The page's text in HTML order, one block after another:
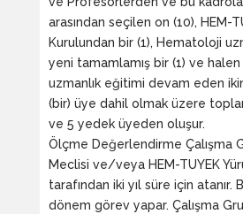
arasından seçilen on (10), HEM-
Kurulundan bir (1), Hematoloji
yeni tamamlamış bir (1) ve
uzmanlık eğitimi devam eden
(bir) üye dahil olmak üzere
ve 5 yedek üyeden oluşur.
Ölçme Değerlendirme Çalışma
Meclisi ve/veya HEM-TUYEK
tarafından iki yıl süre için atanır.
dönem görev yapar. Çalışma